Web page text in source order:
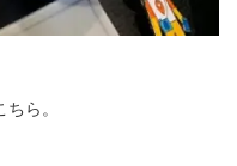
ら。